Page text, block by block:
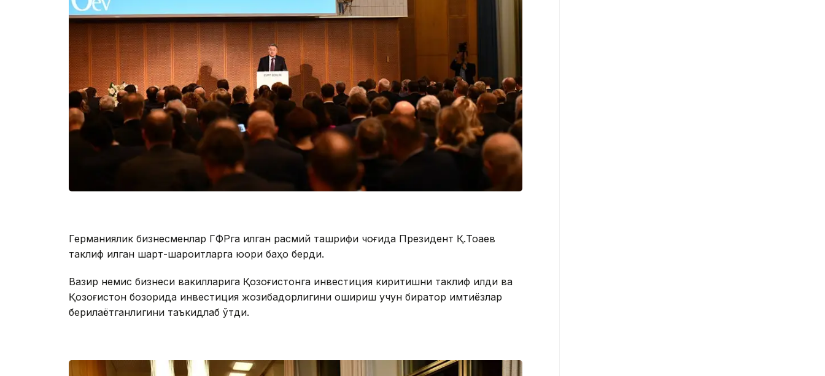
Германиялик бизнесменлар ГФРга қилган расмий ташрифи чоғида Президент Қ.Тоқаев
таклиф қилган шарт-шароитларга юқори баҳо берди.
Вазир немис бизнеси вакилларига Қозоғистонга инвестиция киритишни таклиф қилди ва
Қозоғистон бозорида инвестиция жозибадорлигини ошириш учун бирқатор имтиёзлар
берилаётганлигини таъкидлаб ўтди.